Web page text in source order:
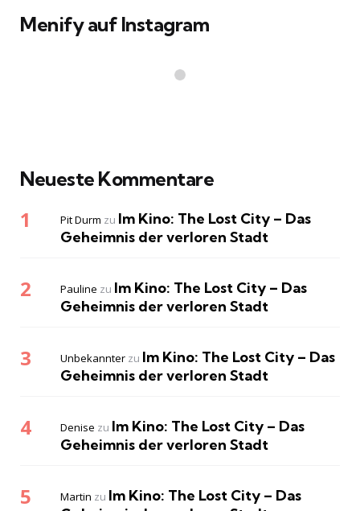
Menify auf Instagram
Neueste Kommentare
Pit Durm zu Im Kino: The Lost City – Das
Geheimnis der verloren Stadt
Pauline zu Im Kino: The Lost City – Das
Geheimnis der verloren Stadt
Unbekannter zu Im Kino: The Lost City – Das
Geheimnis der verloren Stadt
Denise zu Im Kino: The Lost City – Das
Geheimnis der verloren Stadt
Martin zu Im Kino: The Lost City – Das